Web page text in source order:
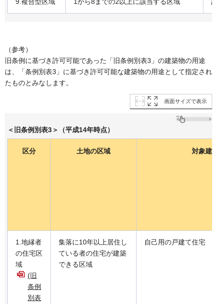
9.複合型区域 1から8までの2以上に該当する区域
（参考）
旧条例に基づき許可可能であった「旧条例別表3」の建築物の用途
は、「条例別表3」に基づき許可可能な建築物の用途として指定され
たものとみなします。
画面サイズで表示
＜旧条例別表3＞（平成14年時点）
区分 土地の区域 対象建
1.地縁者
の住宅区
域
(旧
条例
別表
集落に10年以上居住し
ている者の住宅が建築
できる区域
自己用の戸建て住宅